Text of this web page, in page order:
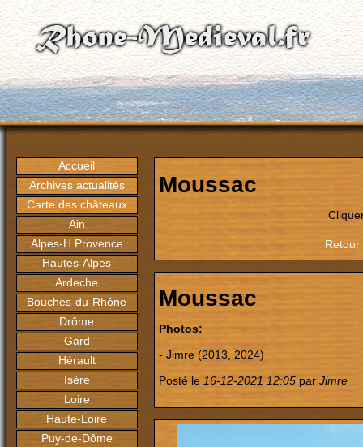
Accueil
Archives actualités
Carte des châteaux
Ain
Alpes-H.Provence
Hautes-Alpes
Ardeche
Bouches-du-Rhône
Drôme
Gard
Hérault
Isère
Loire
Haute-Loire
Puy-de-Dôme
Moussac
Moussac
Photos:
- Jimre (2013, 2024)
Posté le 16-12-2021 12:05 par Jimre